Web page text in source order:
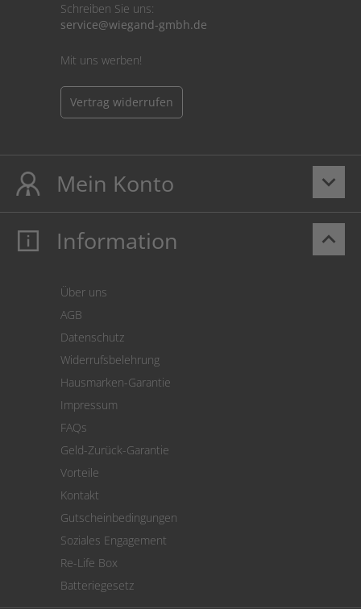
Schreiben Sie uns:
service@wiegand-gmbh.de
Mit uns werben!
Vertrag widerrufen
keyboard_arrow_down
Mein Konto
Mein Konto
Cookie Einstellungen
keyboard_arrow_up
Information
Über uns
AGB
Datenschutz
Widerrufsbelehrung
Hausmarken-Garantie
Impressum
FAQs
Geld-Zurück-Garantie
Vorteile
Kontakt
Gutscheinbedingungen
Soziales Engagement
Re-Life Box
Batteriegesetz